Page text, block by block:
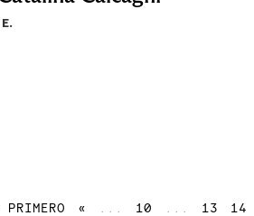
PRIMERO « 10 13 14